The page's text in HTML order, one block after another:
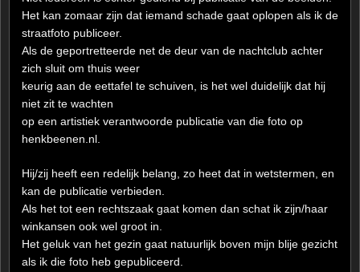
Het kan zomaar zijn dat iemand schade gaat oplopen als ik de
straatfoto publiceer.
Als de geportretteerde net de deur van de nachtclub achter
zich sluit om thuis weer
keurig aan de eettafel te schuiven, is het wel duidelijk dat hij
niet zit te wachten
op een artistiek verantwoorde publicatie van die foto op
henkbeenen.nl.
Hij/zij heeft een redelijk belang, zo heet dat in wetstermen, en
kan de publicatie verbieden.
Als het tot een rechtszaak gaat komen dan schat ik zijn/haar
winkansen ook wel groot in.
Het geluk van het gezin gaat natuurlijk boven mijn blije gezicht
als ik die foto heb gepubliceerd.